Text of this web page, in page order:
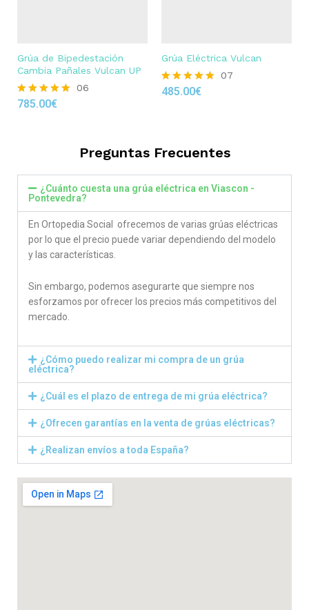
Grúa de Bipedestación
Cambia Pañales Vulcan UP
Rated
06
785.00€
Grúa Eléctrica Vulcan
Rated
07
485.00€
Preguntas Frecuentes
¿Cuánto cuesta una grúa eléctrica en Viascon -
Pontevedra?
En Ortopedia Social ofrecemos de varias grúas eléctricas
por lo que el precio puede variar dependiendo del modelo
y las características.
Sin embargo, podemos asegurarte que siempre nos
esforzamos por ofrecer los precios más competitivos del
mercado.
¿Cómo puedo realizar mi compra de un grúa
eléctrica?
¿Cuál es el plazo de entrega de mi grúa eléctrica?
¿Ofrecen garantías en la venta de grúas eléctricas?
¿Realizan envíos a toda España?